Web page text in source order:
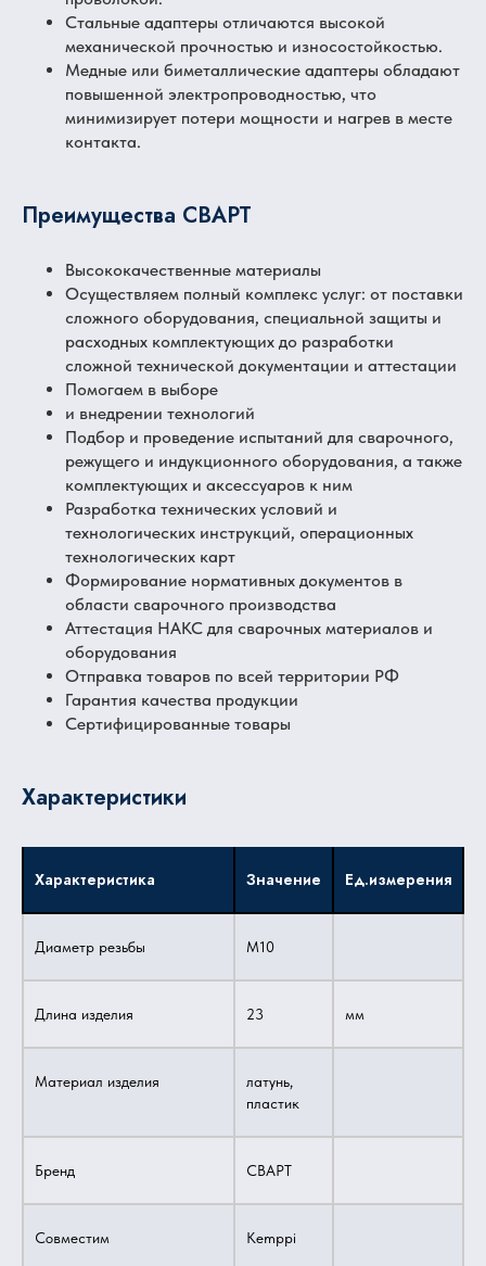
Стальные адаптеры отличаются высокой
механической прочностью и износостойкостью.
Медные или биметаллические адаптеры обладают
повышенной электропроводностью, что
минимизирует потери мощности и нагрев в месте
контакта.
Преимущества СВАРТ
Высококачественные материалы
Осуществляем полный комплекс услуг: от поставки
сложного оборудования, специальной защиты и
расходных комплектующих до разработки
сложной технической документации и аттестации
Помогаем в выборе
и внедрении технологий
Подбор и проведение испытаний для сварочного,
режущего и индукционного оборудования, а также
комплектующих и аксессуаров к ним
Разработка технических условий и
технологических инструкций, операционных
технологических карт
Формирование нормативных документов в
области сварочного производства
Аттестация НАКС для сварочных материалов и
оборудования
Отправка товаров по всей территории РФ
Гарантия качества продукции
Сертифицированные товары
Характеристики
Характеристика Значение Ед.измерения
Диаметр резьбы M10
Длина изделия 23 мм
Материал изделия
латунь,
пластик
Бренд СВАРТ
Совместим Kemppi